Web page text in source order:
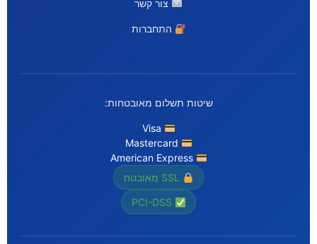
צור קשר
התחברות
שיטות תשלום מאובטחות:
American Express